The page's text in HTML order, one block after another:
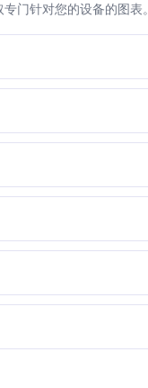
专门针对您的设备的图表。